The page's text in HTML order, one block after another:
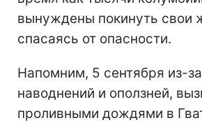
вынуждены покинуть свои
спасаясь от опасности.
Напомним, 5 сентября из-за
наводнений и оползней,
проливными дождями в